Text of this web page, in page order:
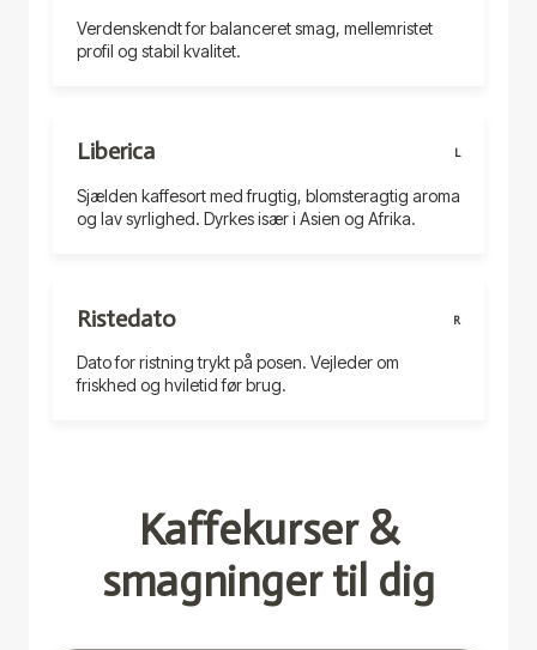
Verdenskendt for balanceret smag, mellemristet
profil og stabil kvalitet.
Liberica L
Sjælden kaffesort med frugtig, blomsteragtig aroma
og lav syrlighed. Dyrkes især i Asien og Afrika.
Ristedato R
Dato for ristning trykt på posen. Vejleder om
friskhed og hviletid før brug.
Kaffekurser &
smagninger til dig